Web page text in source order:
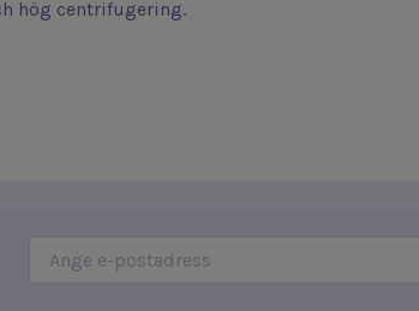
hög centrifugering.